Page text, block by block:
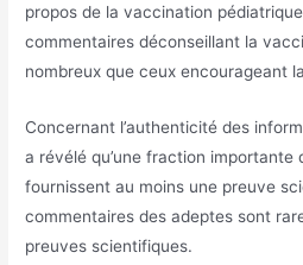
propos de la vaccination
commentaires déconseillant la
nombreux que ceux encourageant
Concernant l’authenticité des
a révélé qu’une fraction importante
fournissent au moins une preuve
commentaires des adeptes sont
preuves scientifiques.